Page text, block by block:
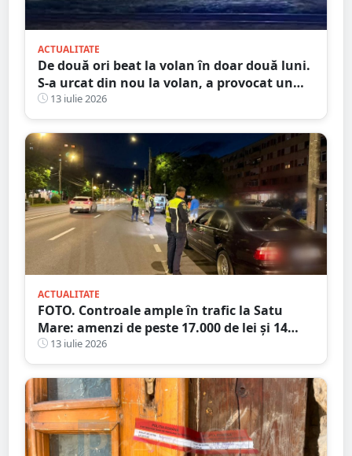
ACTUALITATE
De două ori beat la volan în doar două luni.
S-a urcat din nou la volan, a provocat un
accident și ajunge la închisoare
13 iulie 2026
ACTUALITATE
FOTO. Controale ample în trafic la Satu
Mare: amenzi de peste 17.000 de lei și 14
certificate de înmatriculare reținute. Trei
șoferi s-au ales cu dosare penale
13 iulie 2026